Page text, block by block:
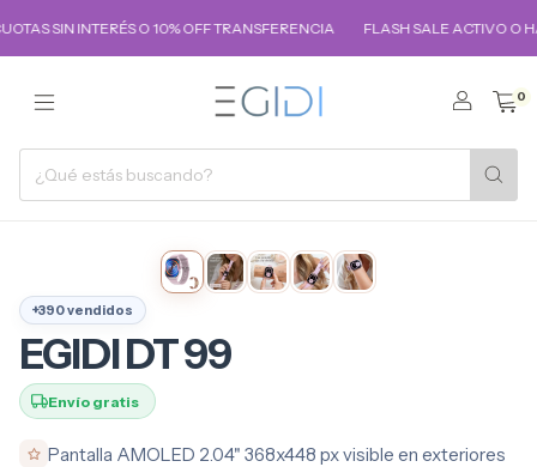
SIN INTERÉS O 10% OFF TRANSFERENCIA FLASH SALE ACTIVO O HASTA
0
+390 vendidos
EGIDI DT 99
Envío gratis
Pantalla AMOLED 2.04" 368x448 px visible en exteriores